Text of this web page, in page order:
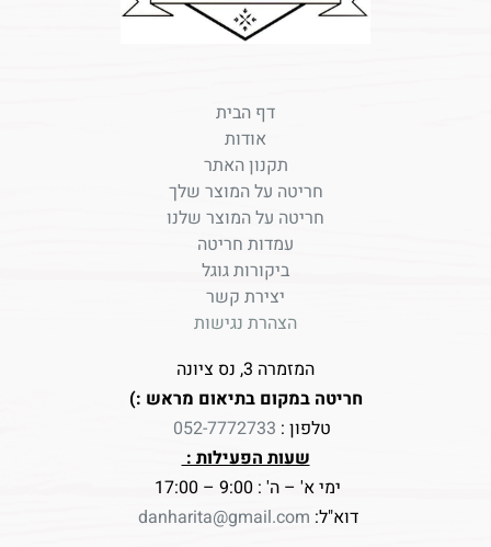
דף הבית
אודות
תקנון האתר
חריטה על המוצר שלך
חריטה על המוצר שלנו
עמדות חריטה
ביקורות גוגל
יצירת קשר
הצהרת נגישות
המזמרה 3, נס ציונה
חריטה במקום בתיאום מראש :)
טלפון : 052-7772733
שעות הפעילות :
ימי א' – ה' : 9:00 – 17:00
דוא"ל: danharita@gmail.com